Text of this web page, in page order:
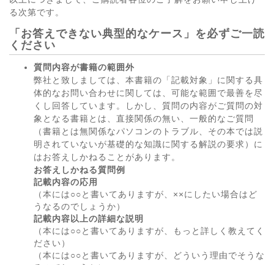
る次第です。
「お答えできない典型的なケース」を必ずご一読
ください
質問内容が書籍の範囲外
弊社と致しましては、本書籍の「記載対象」に関する具
体的なお問い合わせに関しては、可能な範囲で最善を尽
くし回答しています。しかし、質問の内容がご質問の対
象となる書籍とは、直接関係の無い、一般的なご質問
（書籍とは無関係なパソコンのトラブル、その本では説
明されていないが基礎的な知識に関する解説の要求）に
はお答えしかねることがあります。
お答えしかねる質問例
記載内容の応用
（本には○○と書いてありますが、××にしたい場合はど
うなるのでしょうか）
記載内容以上の詳細な説明
（本には○○と書いてありますが、もっと詳しく教えてく
ださい）
（本には○○と書いてありますが、どういう理由でそうな